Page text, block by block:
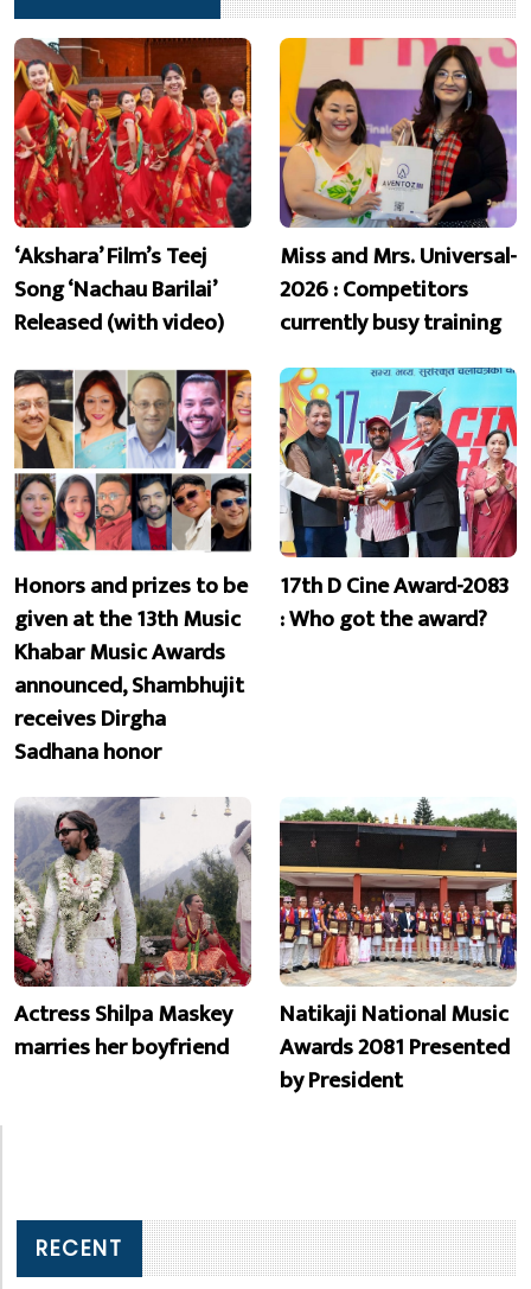
‘Akshara’ Film’s Teej
Song ‘Nachau Barilai’
Released (with video)
Miss and Mrs. Universal-
2026 : Competitors
currently busy training
Honors and prizes to be
given at the 13th Music
Khabar Music Awards
announced, Shambhujit
receives Dirgha
Sadhana honor
17th D Cine Award-2083
: Who got the award?
Actress Shilpa Maskey
marries her boyfriend
Natikaji National Music
Awards 2081 Presented
by President
RECENT